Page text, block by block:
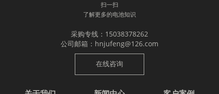
扫一扫
了解更多的电池知识
采购专线：15038378262
公司邮箱：hnjufeng@126.com
在线咨询